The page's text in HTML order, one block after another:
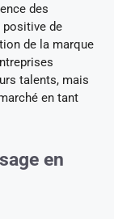
des
positive de
de la marque
talents, mais
en tant
en